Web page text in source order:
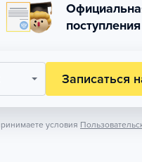
Записаться
условия